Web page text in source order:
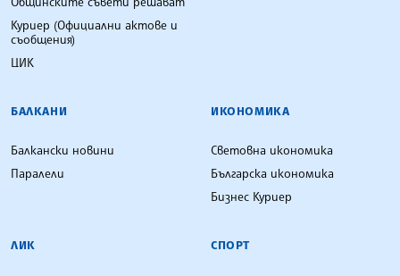
Куриер (Официални актове и
съобщения)
ЦИК
БАЛКАНИ
Балкански новини
Паралели
ИКОНОМИКА
Световна икономика
Българска икономика
Бизнес Куриер
ЛИК СПОРТ